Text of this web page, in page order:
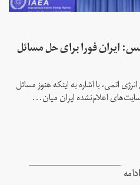
ایران فورا برای حل مسائل
اتمی، با اشاره به اینکه هنوز مسائل
اعلام‌نشده ایران میان...
ادامه